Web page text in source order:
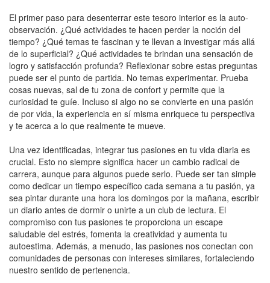
El primer paso para desenterrar este tesoro interior es la auto-
observación. ¿Qué actividades te hacen perder la noción del
tiempo? ¿Qué temas te fascinan y te llevan a investigar más allá
de lo superficial? ¿Qué actividades te brindan una sensación de
logro y satisfacción profunda? Reflexionar sobre estas preguntas
puede ser el punto de partida. No temas experimentar. Prueba
cosas nuevas, sal de tu zona de confort y permite que la
curiosidad te guíe. Incluso si algo no se convierte en una pasión
de por vida, la experiencia en sí misma enriquece tu perspectiva
y te acerca a lo que realmente te mueve.
Una vez identificadas, integrar tus pasiones en tu vida diaria es
crucial. Esto no siempre significa hacer un cambio radical de
carrera, aunque para algunos puede serlo. Puede ser tan simple
como dedicar un tiempo específico cada semana a tu pasión, ya
sea pintar durante una hora los domingos por la mañana, escribir
un diario antes de dormir o unirte a un club de lectura. El
compromiso con tus pasiones te proporciona un escape
saludable del estrés, fomenta la creatividad y aumenta tu
autoestima. Además, a menudo, las pasiones nos conectan con
comunidades de personas con intereses similares, fortaleciendo
nuestro sentido de pertenencia.